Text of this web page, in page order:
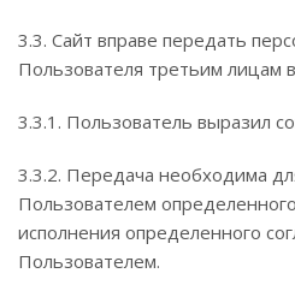
3.3. Сайт вправе передать
Пользователя третьим лицам
3.3.1. Пользователь выразил
3.3.2. Передача необходима
Пользователем
исполнения определенного
Пользователем.